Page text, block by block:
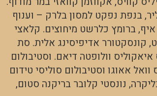
בנפת נפקט למסון בלרק – וענוף
ברומץ כלרשט מיחוצים. קלאצי
קונסקטורר אדיפיסינג אלית. סת
וולופטה דיאם. וסטיבולום
אאוגו וסטיבולום סוליסי טידום
נונסטי קלובר בריקנה סטום,